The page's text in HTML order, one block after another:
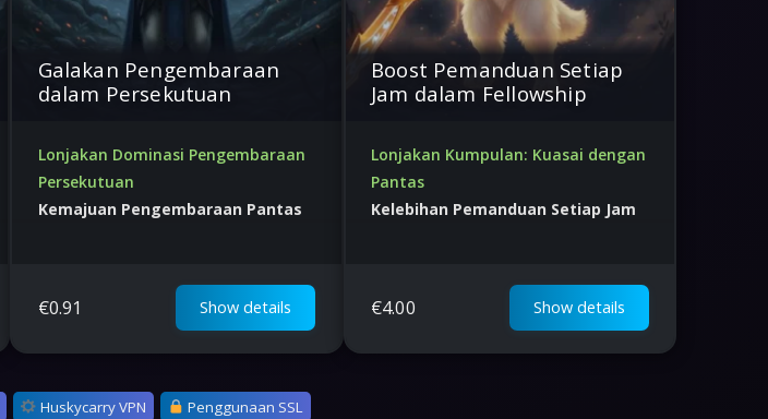
Galakan Pengembaraan
dalam Persekutuan
Lonjakan Dominasi Pengembaraan
Persekutuan
Kemajuan Pengembaraan Pantas
€0.91 Show details
Boost Pemanduan Setiap
Jam dalam Fellowship
Lonjakan Kumpulan: Kuasai dengan
Pantas
Kelebihan Pemanduan Setiap Jam
€4.00 Show details
Huskycarry VPN Penggunaan SSL